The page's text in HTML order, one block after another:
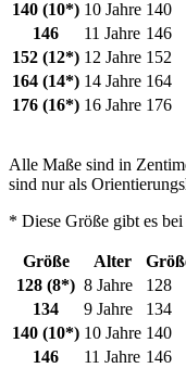
140 (10*) 10 Jahre 140
146
11 Jahre 146
152 (12*) 12 Jahre 152
164 (14*) 14 Jahre 164
176 (16*) 16 Jahre 176
Alle Maße sind in
sind nur als
* Diese Größe gibt es
Größe Alter
128 (8*) 8 Jahre 128
134
9 Jahre 134
140 (10*) 10 Jahre 140
146
11 Jahre 146